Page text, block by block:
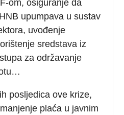
om, osiguranje da
upumpava u sustav
uvođenje
sredstava iz
za održavanje
posljedica ove krize,
plaća u javnim